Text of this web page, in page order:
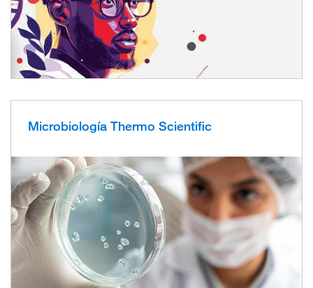
Microbiología Thermo Scientific